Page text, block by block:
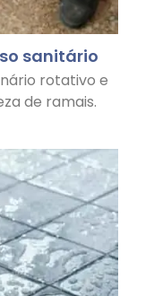
sanitário
rotativo e
de ramais.